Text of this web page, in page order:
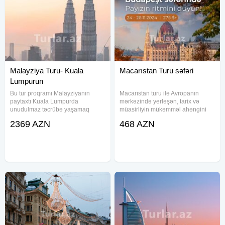
Malayziya Turu- Kuala
Lumpurun
Bu tur proqramı Malayziyanın
paytaxtı Kuala Lumpurda
unudulmaz təcrübə yaşamaq
kateqoriyalara aid otellərdə rahat
2369 AZN
Macarıstan Turu səfəri
Macarıstan turu ilə Avropanın
mərkəzində yerləşən, tarix və
müasirliyin mükəmməl ahəngini
ecazkar atmosferini kəşf edin.
468 AZN